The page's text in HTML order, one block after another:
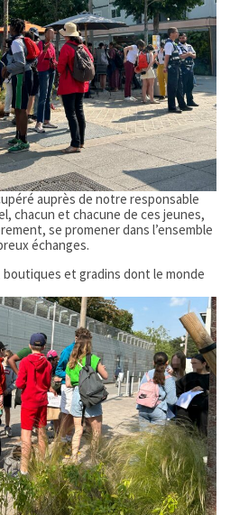
auprès de notre responsable
chacun et chacune de ces jeunes,
se promener dans l’ensemble
échanges.
et gradins dont le monde